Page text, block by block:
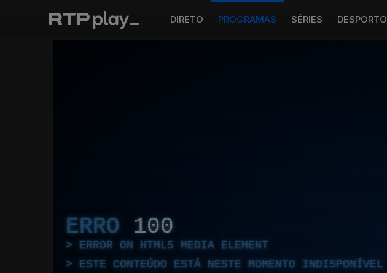
DIRETO PROGRAMAS SÉRIES DESPORTO
ERRO 100
ERROR ON HTML5 MEDIA ELEMENT
ESTE CONTEÚDO ESTÁ NESTE MOMENTO INDISPONÍVEL